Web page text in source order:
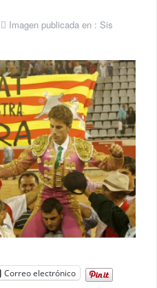
Imagen publicada en : Sis
Correo electrónico